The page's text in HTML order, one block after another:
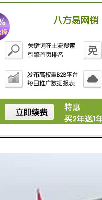
整洁、美观。市政工
位不得在工地围栏外堆
在经批准临时占用的区
使用性质存放、堆卸建
周应设置高于1m的围